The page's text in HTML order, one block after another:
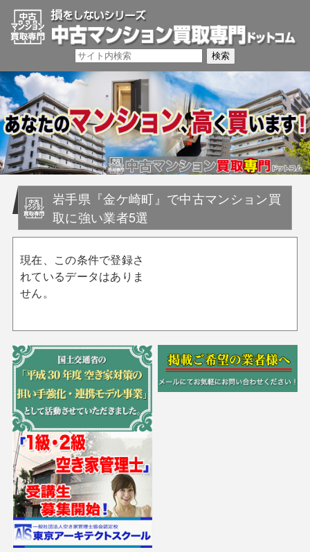
岩手県『金ケ崎町』で中古マンション買
取に強い業者5選
現在、この条件で登録さ
れているデータはありま
せん。